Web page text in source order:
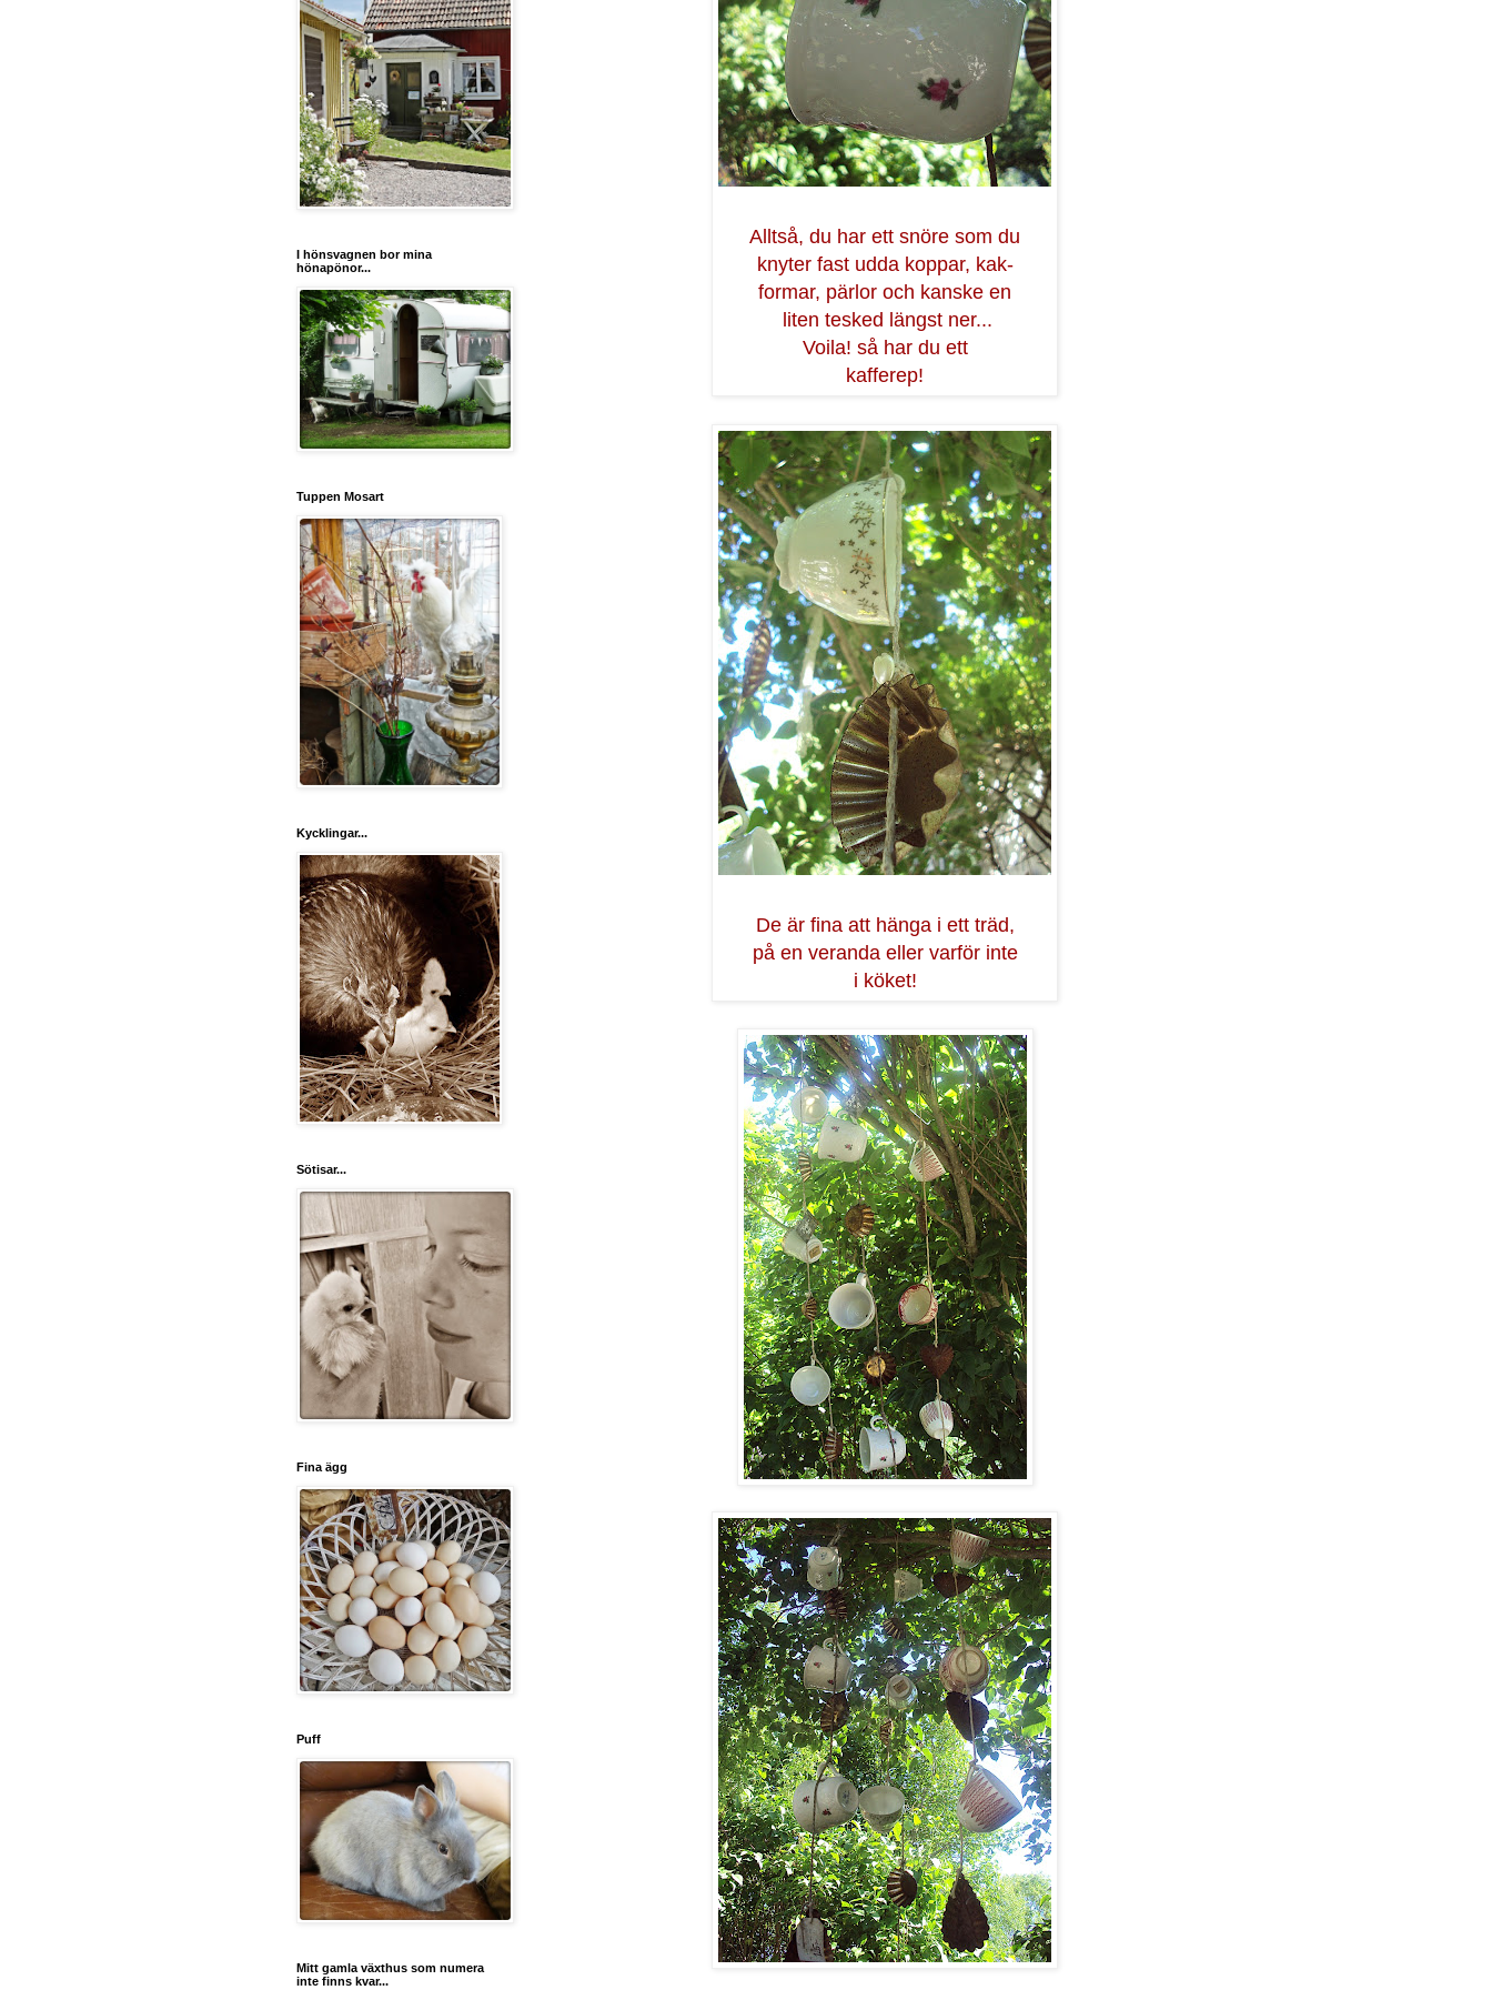
Alltså, du har ett snöre som du
knyter fast udda koppar, kak-
formar, pärlor och kanske en
liten tesked längst ner...
Voila! så har du ett
kafferep!
De är fina att hänga i ett träd,
på en veranda eller varför inte
i köket!
I hönsvagnen bor mina
hönapönor...
Tuppen Mosart
Kycklingar...
Sötisar...
Fina ägg
Puff
Mitt gamla växthus som numera
inte finns kvar...